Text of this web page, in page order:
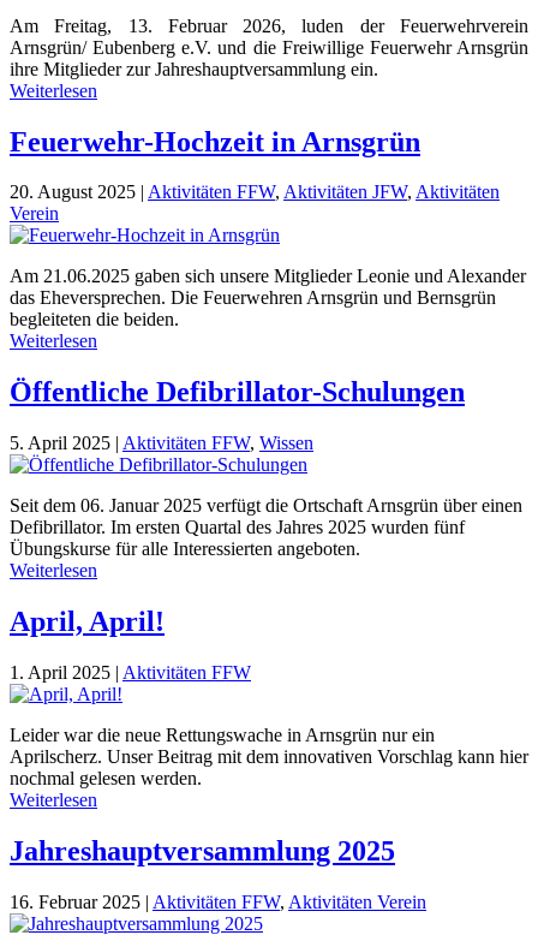
Am Freitag, 13. Februar 2026, luden der Feuerwehrverein
Arnsgrün/ Eubenberg e.V. und die Freiwillige Feuerwehr Arnsgrün
ihre Mitglieder zur Jahreshauptversammlung ein.
Weiterlesen
Feuerwehr-Hochzeit in Arnsgrün
20. August 2025 | Aktivitäten FFW, Aktivitäten JFW, Aktivitäten
Verein
Am 21.06.2025 gaben sich unsere Mitglieder Leonie und Alexander
das Eheversprechen. Die Feuerwehren Arnsgrün und Bernsgrün
begleiteten die beiden.
Weiterlesen
Öffentliche Defibrillator-Schulungen
5. April 2025 | Aktivitäten FFW, Wissen
Seit dem 06. Januar 2025 verfügt die Ortschaft Arnsgrün über einen
Defibrillator. Im ersten Quartal des Jahres 2025 wurden fünf
Übungskurse für alle Interessierten angeboten.
Weiterlesen
April, April!
1. April 2025 | Aktivitäten FFW
Leider war die neue Rettungswache in Arnsgrün nur ein
Aprilscherz. Unser Beitrag mit dem innovativen Vorschlag kann hier
nochmal gelesen werden.
Weiterlesen
Jahreshauptversammlung 2025
16. Februar 2025 | Aktivitäten FFW, Aktivitäten Verein